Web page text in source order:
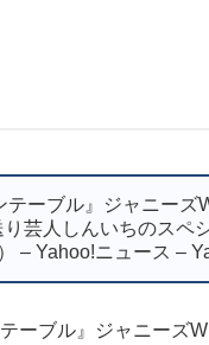
テーブル』ジャニーズ
り芸人しんいちのスペ
– Yahoo!ニュース –
テーブル』ジャニーズ